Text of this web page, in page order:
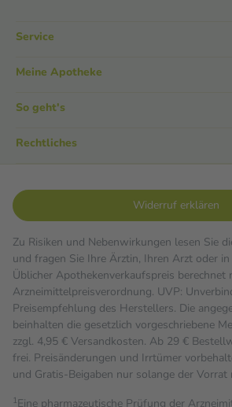
Service
Meine Apotheke
So geht's
Rechtliches
Widerruf erklären
Zu Risiken und Nebenwirkungen lesen Sie
und fragen Sie Ihre Ärztin, Ihren Arzt oder
Üblicher Apothekenverkaufspreis berechnet
Arzneimittelpreisverordnung. UVP:
Preisempfehlung des Herstellers. Die
beinhalten die gesetzlich vorgeschriebene
zzgl. 4,95 € Versandkosten. Ab 29 €
frei. Preisänderungen und Irrtümer
und Gratis-Beigaben nur solange der Vorrat
1Eine pharmazeutische Prüfung der